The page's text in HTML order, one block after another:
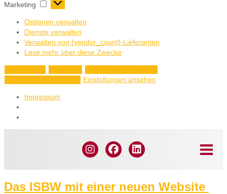
Marketing
Optionen verwalten
Dienste verwalten
Verwalten von {vendor_count}-Lieferanten
Lese mehr über diese Zwecke
Einstellungen ansehen
Impressum
Das ISBW mit einer neuen Website